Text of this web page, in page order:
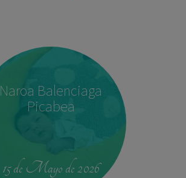
Naroa Balenciaga
Picabea
15 de Mayo de 2026